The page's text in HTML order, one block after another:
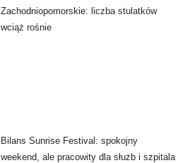
Zachodniopomorskie: liczba stulatków
wciąż rośnie
Bilans Sunrise Festival: spokojny
weekend, ale pracowity dla służb i szpitala